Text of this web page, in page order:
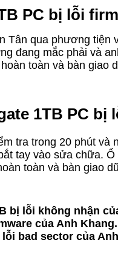
PC bị lỗi
qua phương
đang mắc phải và
toàn và bàn giao
1TB PC bị
tra trong 20 phút
tay vào sửa chữa.
toàn và bàn giao
bị lỗi không nhận
của Anh Khang.
bad sector của